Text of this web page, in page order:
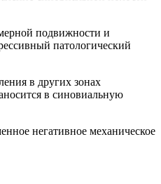
подвижности и
патологический
в других зонах
в синовиальную
негативное механическое